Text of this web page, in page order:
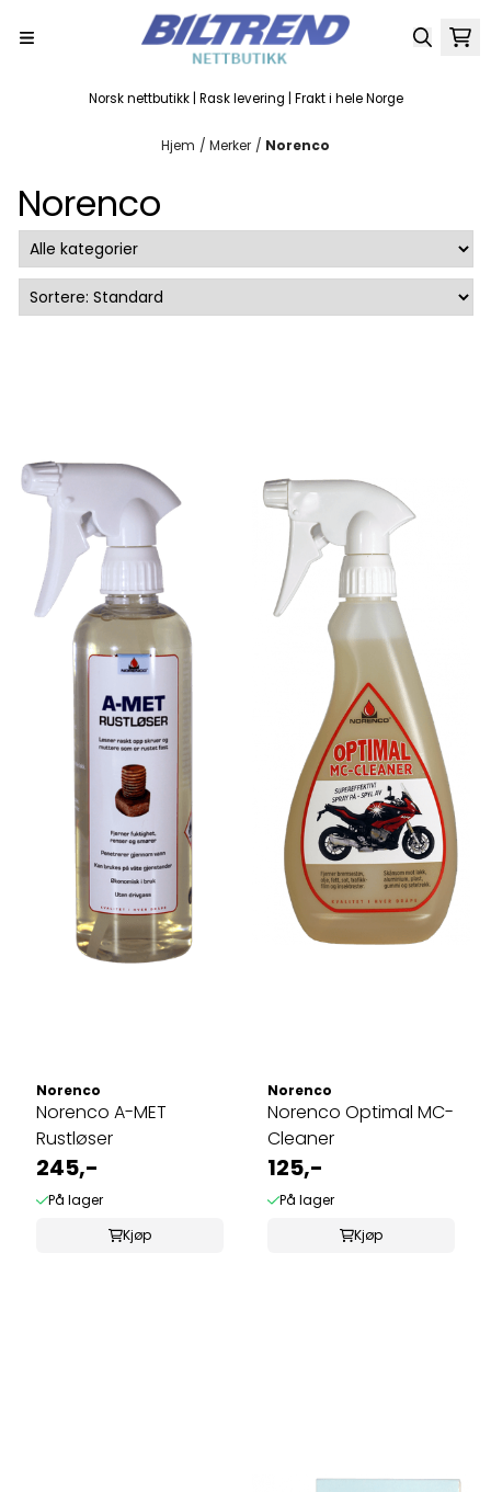
Norsk nettbutikk | Rask levering | Frakt i hele Norge
Hjem / Merker / Norenco
Norenco
Norenco
Norenco A-MET
Rustløser
245,-
På lager
Kjøp
Norenco
Norenco Optimal MC-
Cleaner
125,-
På lager
Kjøp